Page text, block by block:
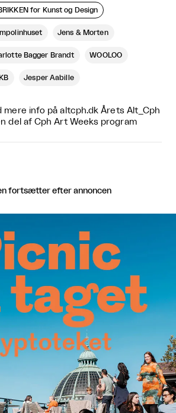
for Kunst og Design
Jens & Morten
Bagger Brandt WOOLOO
Jesper Aabille
mere info påaltcph.dk Årets Alt_Cph
del af Cph Art Weeks program
fortsætter efter annoncen